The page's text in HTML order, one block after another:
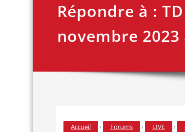
Répondre à :
novembre 2023
Accueil › Forums › LIVE ›